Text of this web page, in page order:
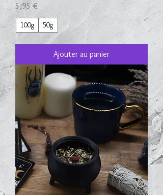
Prix
5,95 €
100g 50g
Ajouter au panier